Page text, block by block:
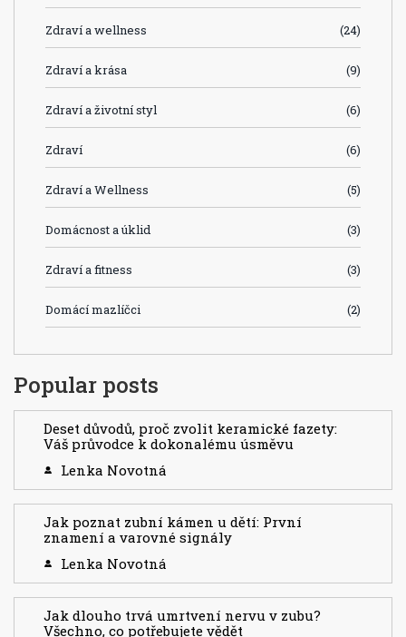
Zdraví a wellness (24)
Zdraví a krása (9)
Zdraví a životní styl (6)
Zdraví (6)
Zdraví a Wellness (5)
Domácnost a úklid (3)
Zdraví a fitness (3)
Domácí mazlíčci (2)
Popular posts
Deset důvodů, proč zvolit keramické fazety:
Váš průvodce k dokonalému úsměvu
Lenka Novotná
Jak poznat zubní kámen u dětí: První
znamení a varovné signály
Lenka Novotná
Jak dlouho trvá umrtvení nervu v zubu?
Všechno, co potřebujete vědět